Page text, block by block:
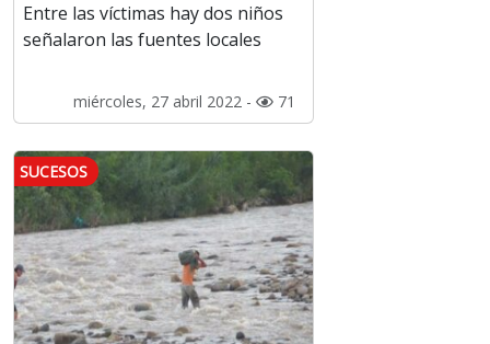
Entre las víctimas hay dos niños
señalaron las fuentes locales
miércoles, 27 abril 2022 - 71
SUCESOS